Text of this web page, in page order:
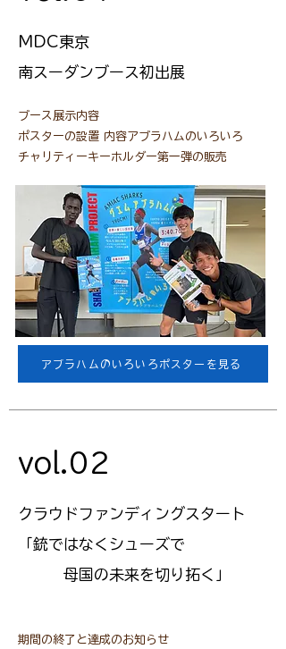
MDC東京
​南スーダンブース初出展
ブース展示内容
ポスターの設置​ 内容アブラハムのいろいろ
​チャリティーキーホルダー第一弾の販売
アブラハムのいろいろポスターを見る
vol.02
クラウドファンディングスタート
「銃ではなくシューズで
母国の未来を切り拓く」
期間の終了と達成のお知らせ